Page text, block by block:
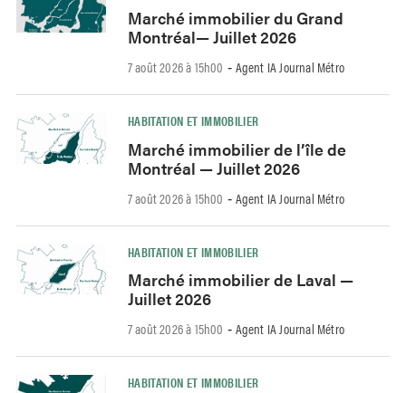
Marché immobilier du Grand
Montréal— Juillet 2026
7 août 2026 à 15h00 - Agent IA Journal Métro
HABITATION ET IMMOBILIER
Marché immobilier de l’île de
Montréal — Juillet 2026
7 août 2026 à 15h00 - Agent IA Journal Métro
HABITATION ET IMMOBILIER
Marché immobilier de Laval —
Juillet 2026
7 août 2026 à 15h00 - Agent IA Journal Métro
HABITATION ET IMMOBILIER